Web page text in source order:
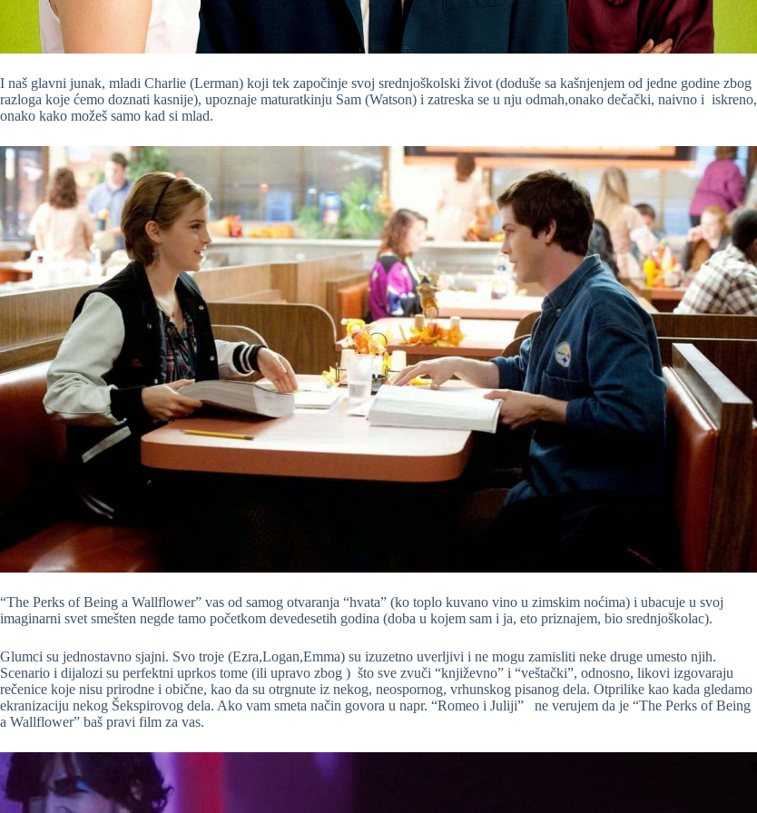
I naš glavni junak, mladi Charlie (Lerman) koji tek započinje svoj srednjoškolski život (doduše sa kašnjenjem od jedne godine zbog
razloga koje ćemo doznati kasnije), upoznaje maturatkinju Sam (Watson) i zatreska se u nju odmah,onako dečački, naivno i iskreno,
onako kako možeš samo kad si mlad.
“The Perks of Being a Wallflower” vas od samog otvaranja “hvata” (ko toplo kuvano vino u zimskim noćima) i ubacuje u svoj
imaginarni svet smešten negde tamo početkom devedesetih godina (doba u kojem sam i ja, eto priznajem, bio srednjoškolac).
Glumci su jednostavno sjajni. Svo troje (Ezra,Logan,Emma) su izuzetno uverljivi i ne mogu zamisliti neke druge umesto njih.
Scenario i dijalozi su perfektni uprkos tome (ili upravo zbog ) što sve zvuči “književno” i “veštački”, odnosno, likovi izgovaraju
rečenice koje nisu prirodne i obične, kao da su otrgnute iz nekog, neospornog, vrhunskog pisanog dela. Otprilike kao kada gledamo
ekranizaciju nekog Šekspirovog dela. Ako vam smeta način govora u napr. “Romeo i Juliji” ne verujem da je “The Perks of Being
a Wallflower” baš pravi film za vas.